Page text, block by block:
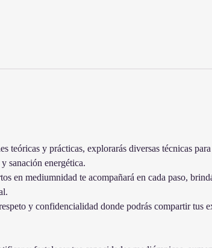
teóricas y prácticas, explorarás diversas técnicas
sanación energética.
en mediumnidad te acompañará en cada paso,
y confidencialidad donde podrás compartir tus